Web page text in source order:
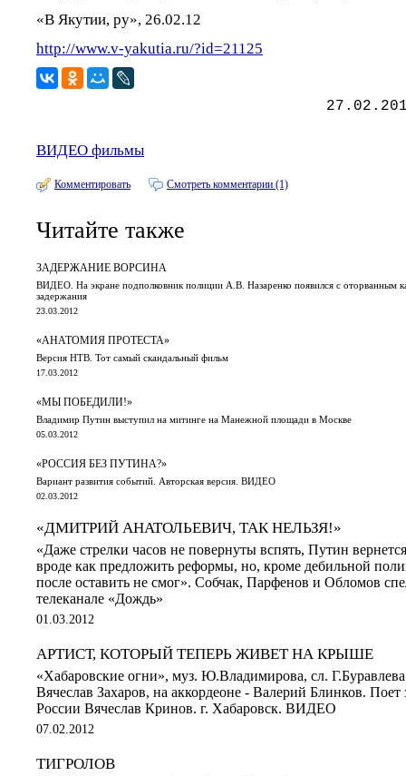
«В Якутии, ру», 26.02.12
http://www.v-yakutia.ru/?id=21125
ВИДЕО фильмы
Комментировать Смотреть комментарии (1)
Читайте также
ЗАДЕРЖАНИЕ ВОРСИНА
ВИДЕО. На экране подполковник полиции А.В. Назаренко появился с оторванным
задержания
23.03.2012
«АНАТОМИЯ ПРОТЕСТА»
Версия НТВ. Тот самый скандальный фильм
17.03.2012
«МЫ ПОБЕДИЛИ!»
Владимир Путин выступил на митинге на Манежной площади в Москве
05.03.2012
«РОССИЯ БЕЗ ПУТИНА?»
Вариант развития событий. Авторская версия. ВИДЕО
02.03.2012
«ДМИТРИЙ АНАТОЛЬЕВИЧ, ТАК НЕЛЬЗЯ!»
«Даже стрелки часов не повернуты вспять, Путин
вроде как предложить реформы, но, кроме дебильной
после оставить не смог». Собчак, Парфенов и Обломов
телеканале «Дождь»
01.03.2012
АРТИСТ, КОТОРЫЙ ТЕПЕРЬ ЖИВЕТ НА КРЫШЕ
«Хабаровские огни», муз. Ю.Владимирова, сл.
Вячеслав Захаров, на аккордеоне - Валерий Блинков.
России Вячеслав Кринов. г. Хабаровск. ВИДЕО
07.02.2012
ТИГРОЛОВ